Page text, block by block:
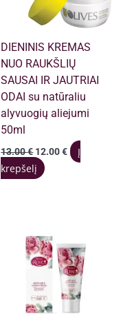
DIENINIS KREMAS
NUO RAUKŠLIŲ
SAUSAI IR JAUTRIAI
ODAI su natūraliu
alyvuogių aliejumi
50ml
13.00€ Original
price
was:
12.00€Current
price
Į
krepšelį